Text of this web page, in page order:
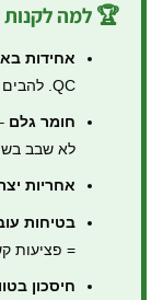
🏆 למה לקנות
אחידות באיכות–
חומר גלם–
לא שבב בשימוש
אחריות יצרן–
בטיחות עובדים–
= פציעות קשות
חיסכון בטווח